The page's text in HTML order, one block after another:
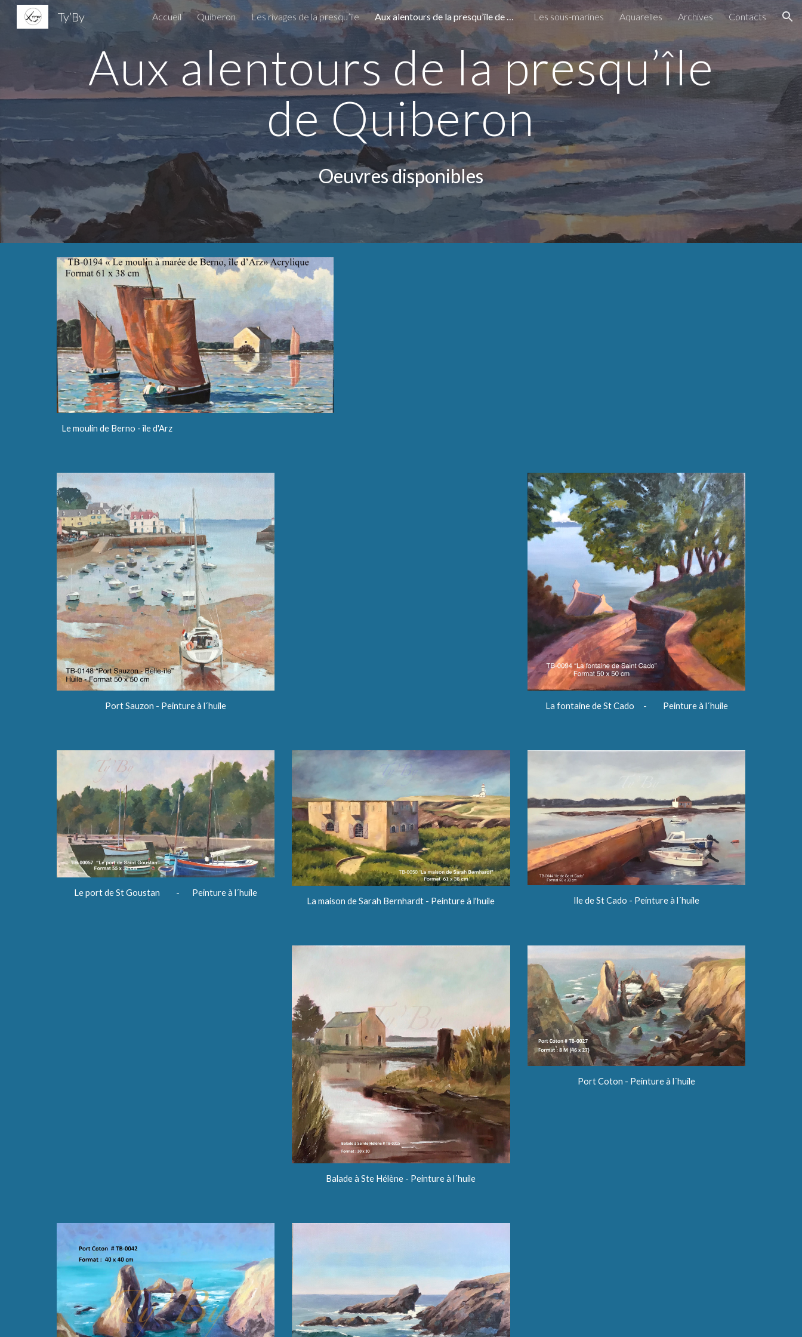
Skip to main content Skip to navigation
Ty’By Accueil Quiberon Les rivages de la presqu’île Aux alentours de la presqu’île de Quiberon Les sous-marines Aquarelles Archives Contacts
Aux alentours de la presqu’île
de Quiberon
Oeuvres disponibles
Le moulin de Berno - île d'Arz
Port Sauzon - Peinture à l´huile La fontaine de St Cado - Peinture à l´huile
Le port de St Goustan - Peinture à l´huile
La maison de Sarah Bernhardt - Peinture à l'huile
Ile de St Cado - Peinture à l´huile
Balade à Ste Hélène - Peinture à l´huile
Port Coton - Peinture à l´huile